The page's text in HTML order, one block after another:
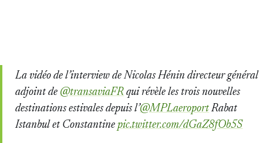
La vidéo de l’interview de Nicolas Hénin directeur général
adjoint de @transaviaFR qui révèle les trois nouvelles
destinations estivales depuis l’@MPLaeroportRabat
Istanbul et Constantinepic.twitter.com/dGaZ8fOb5S